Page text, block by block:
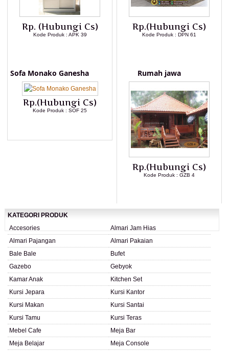
Rp. (Hubungi Cs)
Kode Produk : APK 39
Rp.(Hubungi Cs)
Kode Produk : DPN 61
Sofa Monako Ganesha
Rp.(Hubungi Cs)
Kode Produk : SOF 25
Rumah jawa
Rp.(Hubungi Cs)
Kode Produk : GZB 4
KATEGORI PRODUK
Accesories
Almari Jam Hias
Almari Pajangan
Almari Pakaian
Bale Bale
Bufet
Gazebo
Gebyok
Kamar Anak
Kitchen Set
Kursi Jepara
Kursi Kantor
Kursi Makan
Kursi Santai
Kursi Tamu
Kursi Teras
Mebel Cafe
Meja Bar
Meja Belajar
Meja Console